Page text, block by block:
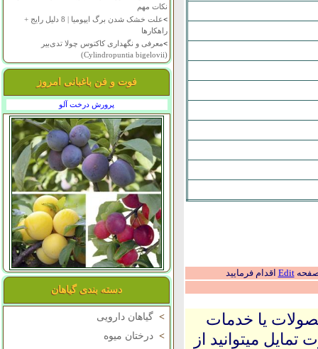
نکات مهم
>
علت خشک شدن برگ ایپومیا | 8 دلیل رایج +
راهکارها
>معرفی و نگهداری کاکتوس چولا تدی‌بیر
(Cylindropuntia bigelovii)
فوت و فن باغبانی امروز
پرورش درخت آلو
دسته بندی گیاهان
> گیاهان دارویی
> درختان میوه
صفحهEdit اقدام فرمایید
یا خدمات
میتوانید از